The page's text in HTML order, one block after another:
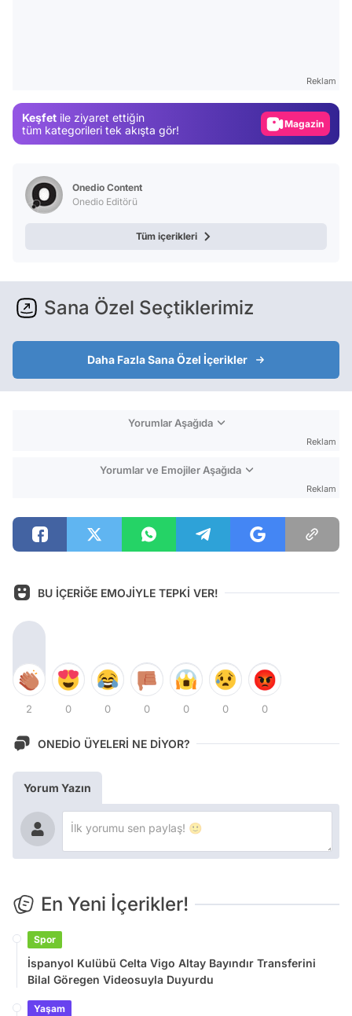
Reklam
Keşfet ile ziyaret ettiğin
tüm kategorileri tek akışta gör!
Magazin
Onedio Content
Onedio Editörü
Tüm içerikleri
Sana Özel Seçtiklerimiz
Daha Fazla Sana Özel İçerikler
Yorumlar Aşağıda
Reklam
Yorumlar ve Emojiler Aşağıda
Reklam
BU İÇERİĞE EMOJİYLE TEPKİ VER!
2 0 0 0 0 0 0
ONEDİO ÜYELERİ NE DİYOR?
Yorum Yazın
En Yeni İçerikler!
Spor
İspanyol Kulübü Celta Vigo Altay Bayındır Transferini
Bilal Göregen Videosuyla Duyurdu
Yaşam